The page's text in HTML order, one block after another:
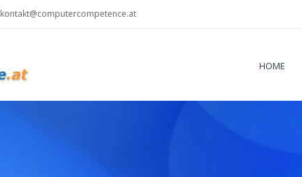
kontakt@computercompetence.at
HOME